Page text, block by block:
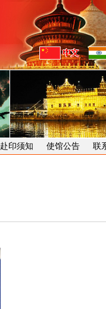
赴印须知 使馆公告 联